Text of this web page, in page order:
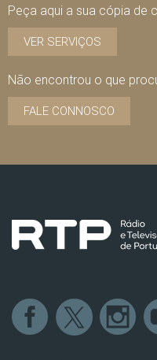
Peça aqui a sua cópia de
VER SERVIÇOS
Não encontrou o que
FALE CONNOSCO